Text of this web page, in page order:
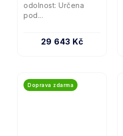
29 643 Kč
odolnost: Určena
pod...
Doprava zdarma